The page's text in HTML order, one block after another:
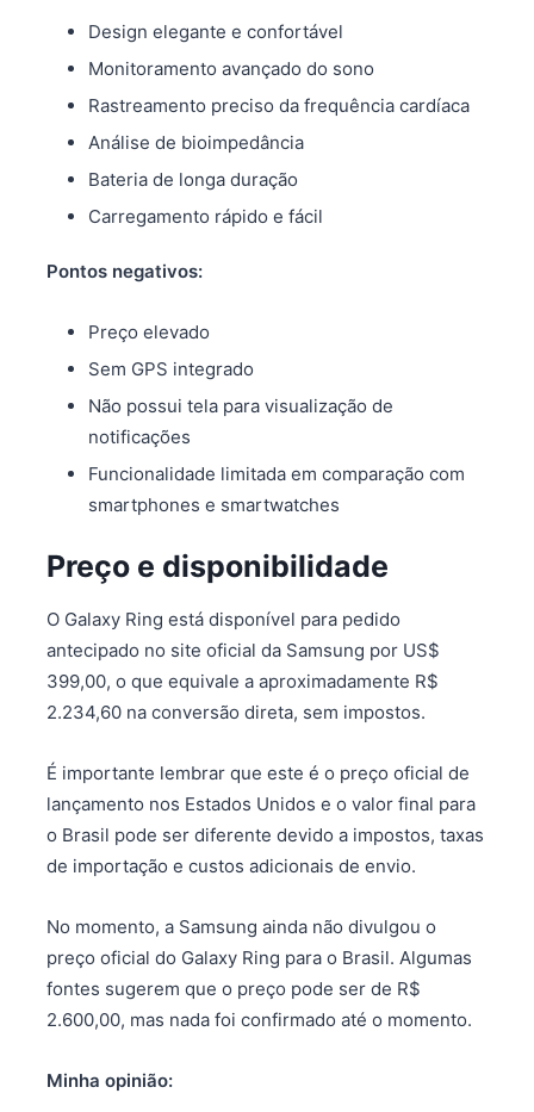
Design elegante e confortável
Monitoramento avançado do sono
Rastreamento preciso da frequência cardíaca
Análise de bioimpedância
Bateria de longa duração
Carregamento rápido e fácil
Pontos negativos:
Preço elevado
Sem GPS integrado
Não possui tela para visualização de
notificações
Funcionalidade limitada em comparação com
smartphones e smartwatches
Preço e disponibilidade
O Galaxy Ring está disponível para pedido
antecipado no site oficial da Samsung por US$
399,00, o que equivale a aproximadamente R$
2.234,60 na conversão direta, sem impostos.
É importante lembrar que este é o preço oficial de
lançamento nos Estados Unidos e o valor final para
o Brasil pode ser diferente devido a impostos, taxas
de importação e custos adicionais de envio.
No momento, a Samsung ainda não divulgou o
preço oficial do Galaxy Ring para o Brasil. Algumas
fontes sugerem que o preço pode ser de R$
2.600,00, mas nada foi confirmado até o momento.
Minha opinião: